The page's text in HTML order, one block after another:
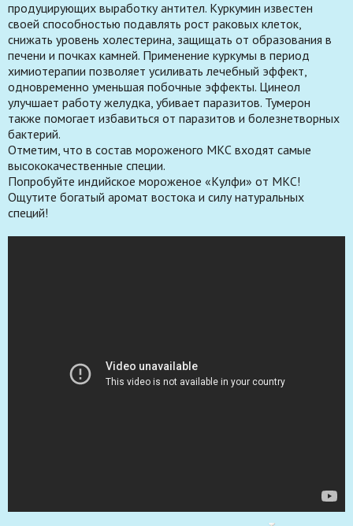
продуцирующих выработку антител. Куркумин известен
своей способностью подавлять рост раковых клеток,
снижать уровень холестерина, защищать от образования в
печени и почках камней. Применение куркумы в период
химиотерапии позволяет усиливать лечебный эффект,
одновременно уменьшая побочные эффекты. Цинеол
улучшает работу желудка, убивает паразитов. Тумерон
также помогает избавиться от паразитов и болезнетворных
бактерий.
Отметим, что в состав мороженого МКС входят самые
высококачественные специи.
Попробуйте индийское мороженое «Кулфи» от МКС!
Ощутите богатый аромат востока и силу натуральных
специй!